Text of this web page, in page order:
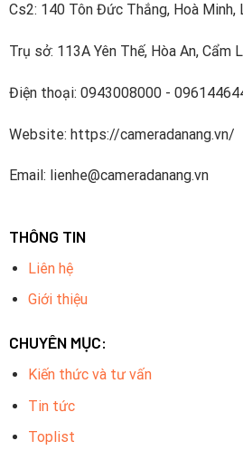
Cs2: 140 Tôn Đức Thắng, Hoà Minh,
Trụ sở: 113A Yên Thế, Hòa An, Cẩm
Điện thoại: 0943008000 -
Website: https://cameradanang.vn/
Email: lienhe@cameradanang.vn
THÔNG TIN
Liên hệ
Giới thiệu
CHUYÊN MỤC:
Kiến thức và tư vấn
Tin tức
Toplist